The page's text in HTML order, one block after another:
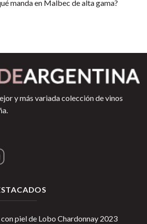
manda en Malbec de alta gama?
y más variada colección de vinos
piel de Lobo Chardonnay 2023